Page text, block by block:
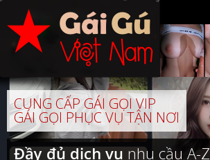
CUNG CẤP GÁI GỌI VIP
GÁI GỌI PHỤC VỤ TẬN NƠI
Đầy đủ dịch vụnhu cầu A-Z